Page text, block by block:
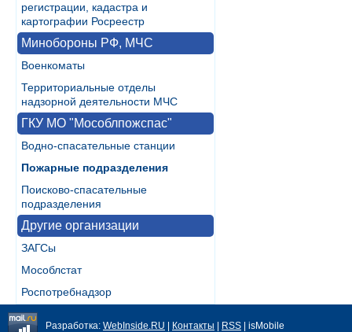
регистрации, кадастра и
картографии Росреестр
Минобороны РФ, МЧС
Военкоматы
Территориальные отделы
надзорной деятельности МЧС
ГКУ МО "Мособлпожспас"
Водно-спасательные станции
Пожарные подразделения
Поисково-спасательные
подразделения
Другие организации
ЗАГСы
Мособлстат
Роспотребнадзор
Разработка: WebInside.RU Контакты RSS | isMobile